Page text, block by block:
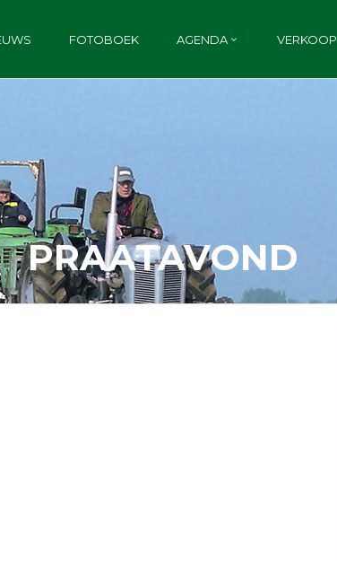
FOTOBOEK AGENDA VERKOOP
PRAATAVOND